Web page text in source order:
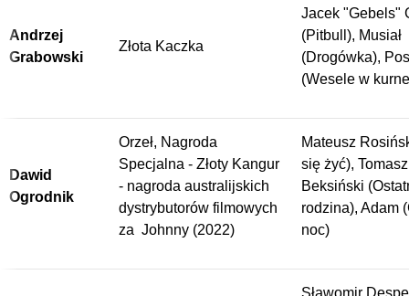
Andrzej
Grabowski
Złota Kaczka
Jacek "Gebels"
(Pitbull), Musiał
(Drogówka),
(Wesele w
Dawid
Ogrodnik
Orzeł, Nagroda
Specjalna - Złoty Kangur
- nagroda australijskich
dystrybutorów filmowych
za Johnny (2022)
Mateusz
się żyć), Tomasz
Beksiński
rodzina), Adam
noc)
Sławomir